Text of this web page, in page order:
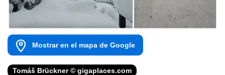
Mostrar en el mapa de Google
Tomáš Brückner © gigaplaces.com